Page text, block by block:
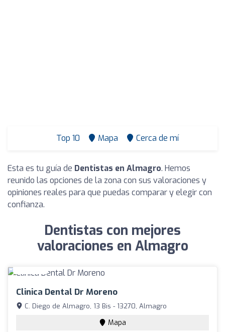
Top 10 Mapa Cerca de mí
Esta es tu guía de Dentistas en Almagro. Hemos
reunido las opciones de la zona con sus valoraciones y
opiniones reales para que puedas comparar y elegir con
confianza.
Dentistas con mejores
valoraciones en Almagro
Clinica Dental Dr Moreno
C. Diego de Almagro, 13 Bis - 13270, Almagro
Mapa